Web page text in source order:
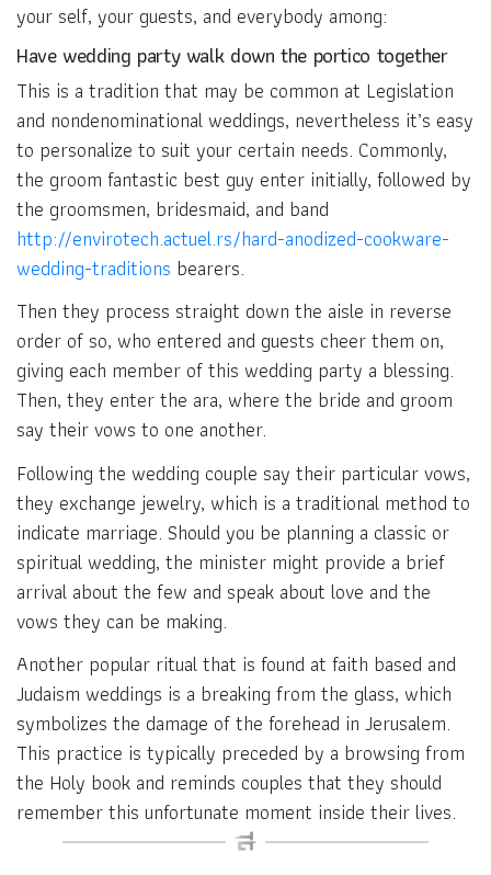
your self, your guests, and everybody among:
Have wedding party walk down the portico together
This is a tradition that may be common at Legislation
and nondenominational weddings, nevertheless it’s easy
to personalize to suit your certain needs. Commonly,
the groom fantastic best guy enter initially, followed by
the groomsmen, bridesmaid, and band
http://envirotech.actuel.rs/hard-anodized-cookware-
wedding-traditions bearers.
Then they process straight down the aisle in reverse
order of so, who entered and guests cheer them on,
giving each member of this wedding party a blessing.
Then, they enter the ara, where the bride and groom
say their vows to one another.
Following the wedding couple say their particular vows,
they exchange jewelry, which is a traditional method to
indicate marriage. Should you be planning a classic or
spiritual wedding, the minister might provide a brief
arrival about the few and speak about love and the
vows they can be making.
Another popular ritual that is found at faith based and
Judaism weddings is a breaking from the glass, which
symbolizes the damage of the forehead in Jerusalem.
This practice is typically preceded by a browsing from
the Holy book and reminds couples that they should
remember this unfortunate moment inside their lives.